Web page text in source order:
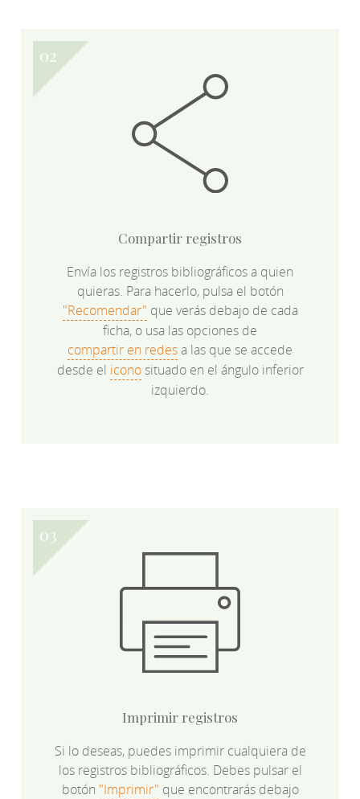
Compartir registros
Envía los registros bibliográficos a quien
quieras. Para hacerlo, pulsa el botón
"Recomendar" que verás debajo de cada
ficha, o usa las opciones de
compartir en redesa las que se accede
desde el iconosituado en el ángulo inferior
izquierdo.
Imprimir registros
Si lo deseas, puedes imprimir cualquiera de
los registros bibliográficos. Debes pulsar el
botón "Imprimir" que encontrarás debajo